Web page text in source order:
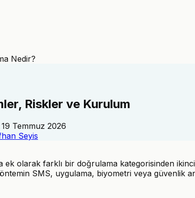
Nedir?
Riskler ve Kurulum
19 Temmuz 2026
Seyis
olarak farklı bir doğrulama kategorisinden
SMS, uygulama, biyometri veya güvenlik